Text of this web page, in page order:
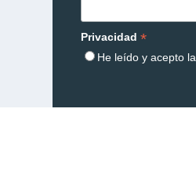
Privacidad*
He leído y acepto la